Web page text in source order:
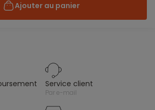
Ajouter au panier
service client
par e-mail